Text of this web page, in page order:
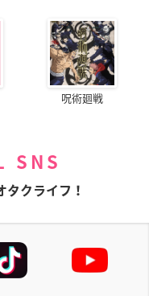
呪術廻戦
SNS
タクライフ！